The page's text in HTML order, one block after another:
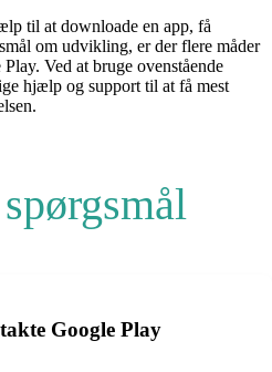
til at downloade en app, få
om udvikling, er der flere måder
Ved at bruge ovenstående
hjælp og support til at få mest
Google Play